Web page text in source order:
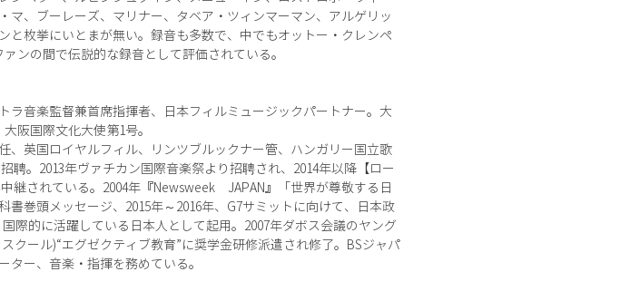
、ブーレーズ、マリナー、タベア・ツィンマーマン、アルゲリッ
枚挙にいとまが無い。録音も多数で、中でもオットー・クレンペ
ンの間で伝説的な録音として評価されている。
音楽監督兼首席指揮者、日本フィルミュージックパートナー。大
阪国際文化大使第1号。
英国ロイヤルフィル、リンツブルックナー管、ハンガリー国立歌
聘。2013年ヴァチカン国際音楽祭より招聘され、2014年以降【ロー
継されている。2004年『Newsweek JAPAN』「世界が尊敬する日
書巻頭メッセージ、2015年～2016年、G7サミットに向けて、日本政
際的に活躍している日本人として起用。2007年ダボス会議のヤング
クール)“エグゼクティブ教育”に奨学金研修派遣され修了。BSジャパ
ター、音楽・指揮を務めている。